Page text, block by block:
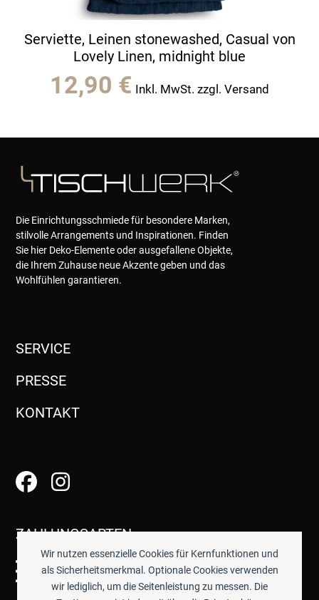
Wir nutzen essenzielle Cookies für Kernfunktionen und
als Sicherheitsmerkmal. Optionale Cookies verwenden
wir lediglich, um die Seitenleistung zu messen. Die
Serviette, Leinen stonewashed, Casual von
Lovely Linen, midnight blue
12,90 € Inkl. MwSt. zzgl. Versand
Die Einrichtungsschmiede für besondere Marken,
stilvolle Arrangements und Inspirationen. Finden
Sie hier Deko-Elemente oder ausgefallene Objekte,
die Ihrem Zuhause neue Akzente geben und das
Wohlfühlen garantieren.
SERVICE
PRESSE
KONTAKT
ZAHLUNGSARTEN